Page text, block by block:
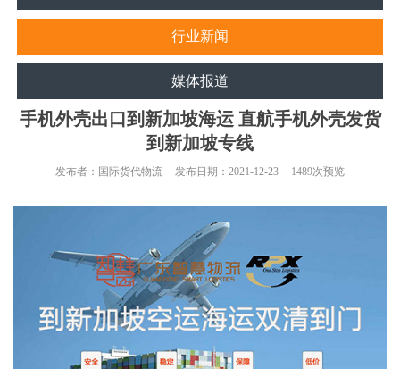
行业新闻
媒体报道
手机外壳出口到新加坡海运 直航手机外壳发货
到新加坡专线
发布者： 国际货代物流 发布日期： 2021-12-23 1489次预览